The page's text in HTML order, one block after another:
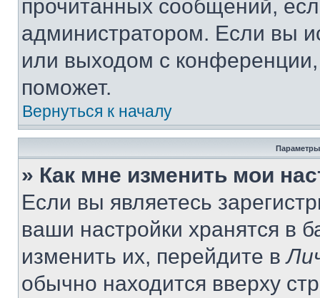
прочитанных сообщений,
администратором. Если вы
или выходом с
поможет.
Вернуться к началу
Параметры
» Как мне изменить мои
Если вы являетесь
ваши настройки хранятся в
изменить их, перейдите в
обычно находится вверху